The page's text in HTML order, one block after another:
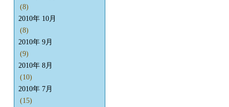
(8)
2010年 10月
(8)
2010年 9月
(9)
2010年 8月
(10)
2010年 7月
(15)